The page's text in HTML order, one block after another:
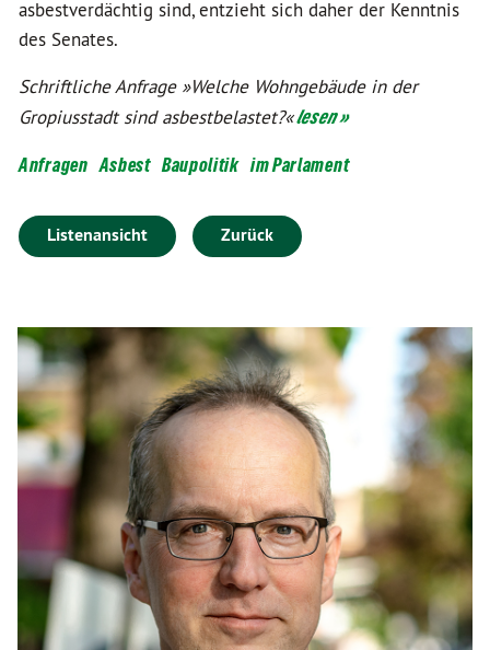
asbestverdächtig sind, entzieht sich daher der Kenntnis
des Senates.
Schriftliche Anfrage »Welche Wohngebäude in der
Gropiusstadt sind asbestbelastet?«lesen »
Anfragen Asbest Baupolitik im Parlament
Listenansicht Zurück